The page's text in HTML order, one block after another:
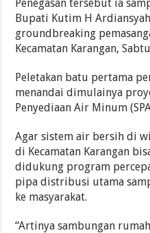
Penegasan tersebut ia
Bupati Kutim H
groundbreaking
Kecamatan Karangan,
Peletakan batu pertama
menandai dimulainya
Penyediaan Air Minum
Agar sistem air bersih di
di Kecamatan Karangan
didukung program
pipa distribusi utama
ke masyarakat.
“Artinya sambungan